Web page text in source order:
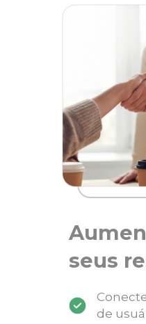
seus
de